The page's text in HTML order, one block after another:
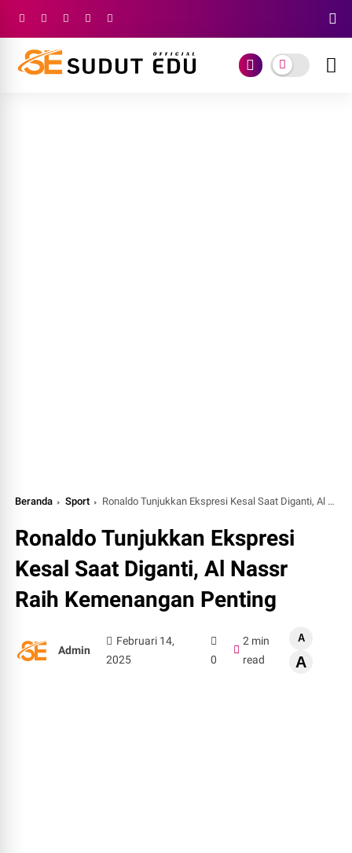
Beranda Sport Ronaldo Tunjukkan Ekspresi Kesal Saat Diganti, Al Nassr Raih Kemenangan Penting
Ronaldo Tunjukkan Ekspresi
Kesal Saat Diganti, Al Nassr
Raih Kemenangan Penting
Admin
Februari 14,
2025
0
2 min
read
A
A